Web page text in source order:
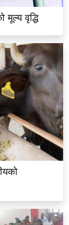
मूल्य वृद्धि